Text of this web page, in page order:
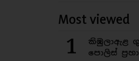
Most viewed
1
කිඹුලාඇළ
පොලිස්